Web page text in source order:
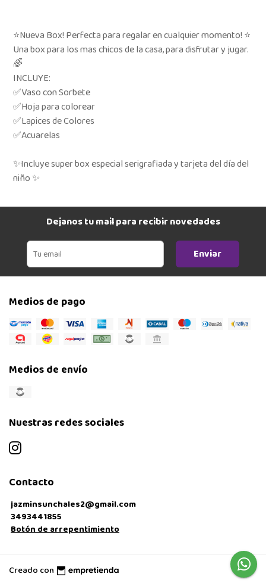
⭐Nueva Box! Perfecta para regalar en cualquier momento! ⭐
Una box para los mas chicos de la casa, para disfrutar y jugar.
🌈
INCLUYE:
✅Vaso con Sorbete
✅Hoja para colorear
✅Lapices de Colores
✅Acuarelas
✨Incluye super box especial serigrafiada y tarjeta del día del
niño ✨
Dejanos tu mail para recibir novedades
Enviar
Medios de pago
Medios de envío
Nuestras redes sociales
Contacto
jazminsunchales2@gmail.com
3493441855
Botón de arrepentimiento
Creado con